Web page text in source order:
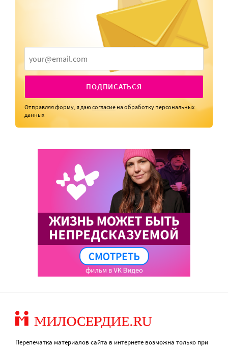
ПОДПИСАТЬСЯ
Отправляя форму, я даюсогласие на обработку персональных
данных
Перепечатка материалов сайта в интернете возможна только при